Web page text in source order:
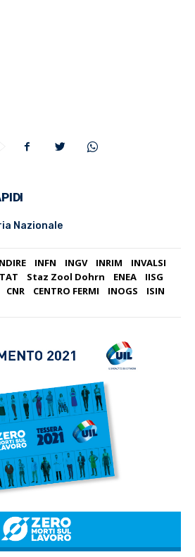
Nazionale
INFN INGV INRIM
INVALSI
Staz Zool Dohrn ENEA
IISG
CNR CENTRO FERMI INOGS
ISIN